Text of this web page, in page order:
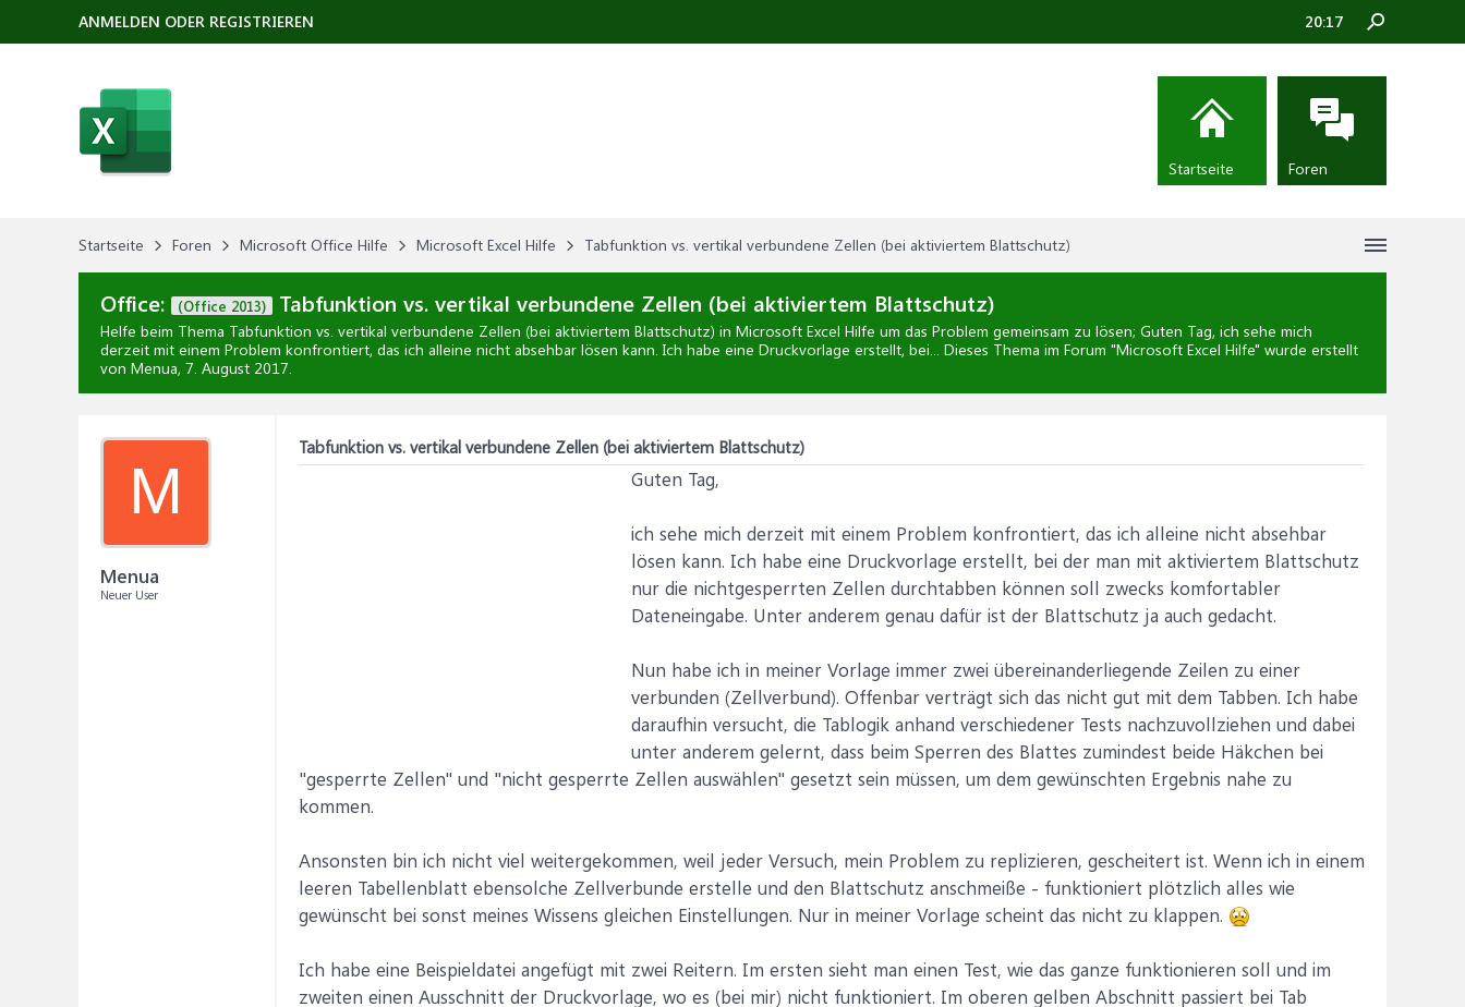
Startseite Foren Microsoft Office Hilfe Microsoft Excel Hilfe Tabfunktion vs. vertikal verbundene Zellen (bei aktiviertem Blattschutz)
Office: (Office 2013) Tabfunktion vs. vertikal verbundene Zellen (bei aktiviertem Blattschutz)
Helfe beim Thema Tabfunktion vs. vertikal verbundene Zellen (bei aktiviertem Blattschutz) in Microsoft Excel Hilfe um das Problem gemeinsam zu lösen; Guten Tag, ich sehe mich
derzeit mit einem Problem konfrontiert, das ich alleine nicht absehbar lösen kann. Ich habe eine Druckvorlage erstellt, bei... Dieses Thema im Forum "Microsoft Excel Hilfe" wurde erstellt
von Menua, 7. August 2017.
M
Menua
Neuer User
Tabfunktion vs. vertikal verbundene Zellen (bei aktiviertem Blattschutz)
Guten Tag,
ich sehe mich derzeit mit einem Problem konfrontiert, das ich alleine nicht absehbar
lösen kann. Ich habe eine Druckvorlage erstellt, bei der man mit aktiviertem Blattschutz
nur die nichtgesperrten Zellen durchtabben können soll zwecks komfortabler
Dateneingabe. Unter anderem genau dafür ist der Blattschutz ja auch gedacht.
Nun habe ich in meiner Vorlage immer zwei übereinanderliegende Zeilen zu einer
verbunden (Zellverbund). Offenbar verträgt sich das nicht gut mit dem Tabben. Ich habe
daraufhin versucht, die Tablogik anhand verschiedener Tests nachzuvollziehen und dabei
unter anderem gelernt, dass beim Sperren des Blattes zumindest beide Häkchen bei
"gesperrte Zellen" und "nicht gesperrte Zellen auswählen" gesetzt sein müssen, um dem gewünschten Ergebnis nahe zu
kommen.
Ansonsten bin ich nicht viel weitergekommen, weil jeder Versuch, mein Problem zu replizieren, gescheitert ist. Wenn ich in einem
leeren Tabellenblatt ebensolche Zellverbunde erstelle und den Blattschutz anschmeiße - funktioniert plötzlich alles wie
gewünscht bei sonst meines Wissens gleichen Einstellungen. Nur in meiner Vorlage scheint das nicht zu klappen.
Ich habe eine Beispieldatei angefügt mit zwei Reitern. Im ersten sieht man einen Test, wie das ganze funktionieren soll und im
zweiten einen Ausschnitt der Druckvorlage, wo es (bei mir) nicht funktioniert. Im oberen gelben Abschnitt passiert bei Tab
ANMELDEN ODER REGISTRIEREN 20:17
Startseite Foren